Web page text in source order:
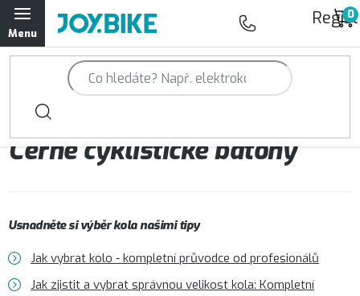
Přejít
na
obsah
Trailová kola Qayron
Horská kola Qayron
Dámská horská kola Qayron
Doplňky a oblečení Qayron
Černé cyklistické batohy
Usnadněte si výběr kola našimi tipy
Jak vybrat kolo - kompletní průvodce od profesionálů
Jak zjistit a vybrat správnou velikost kola: Kompletní